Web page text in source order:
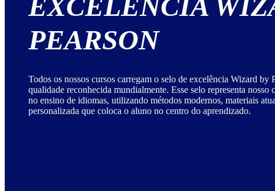
PEARSON
Todos os nossos cursos carregam o selo de excelência Wizard by
qualidade reconhecida mundialmente. Esse selo representa nosso
no ensino de idiomas, utilizando métodos modernos, materiais
personalizada que coloca o aluno no centro do aprendizado.